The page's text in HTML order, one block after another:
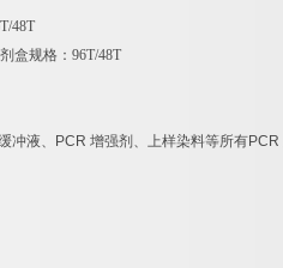
48T
盒规格： 96T/48T
冲液、 PCR 增强剂、上样染料等所有PCR